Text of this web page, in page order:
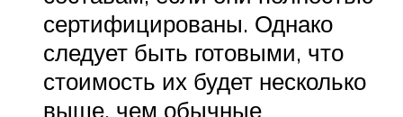
сертифицированы. Однако
следует быть готовыми, что
стоимость их будет несколько
выше, чем обычные